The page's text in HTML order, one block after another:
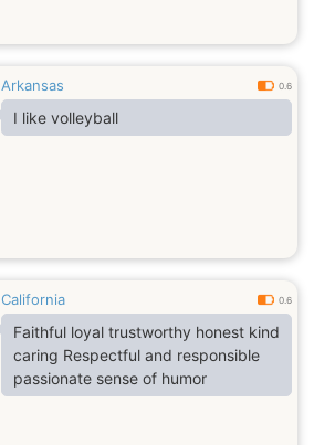
Arkansas 0.6
I like volleyball
California 0.6
Faithful loyal trustworthy honest kind
caring Respectful and responsible
passionate sense of humor